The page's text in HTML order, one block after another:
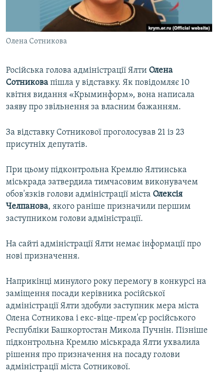
ВІДЕОУРОКИ «ELIFBE»
СВІДЧЕННЯ ОКУПАЦІЇ
УКРАЇНСЬКА ПРОБЛЕМА КРИМУ
Qırımtatar
Усі сайти RFE/RL
Олена Сотникова
Російська голова адміністрації Ялти Олена
Сотникова пішла у відставку. Як повідомляє 10
квітня видання «Крыминформ», вона написала
заяву про звільнення за власним бажанням.
За відставку Сотникової проголосував 21 із 23
присутніх депутатів.
При цьому підконтрольна Кремлю Ялтинська
міськрада затвердила тимчасовим виконувачем
обов'язків голови адміністрації міста Олексія
Челпанова, якого раніше призначили першим
заступником голови адміністрації.
На сайті адміністрації Ялти немає інформації про
нові призначення.
Наприкінці минулого року перемогу в конкурсі на
заміщення посади керівника російської
адміністрації Ялти здобули заступник мера міста
Олена Сотникова і екс-віце-прем'єр російського
Республіки Башкортостан Микола Пучнін. Пізніше
підконтрольна Кремлю міськрада Ялти ухвалила
рішення про призначення на посаду голови
адміністрації міста Сотникової.